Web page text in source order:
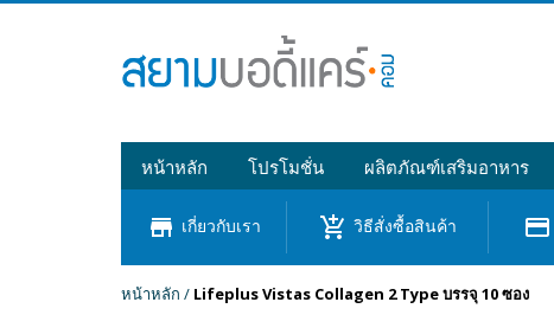
หน้าหลัก โปรโมชั่น ผลิตภัณฑ์เสริมอาหาร
store เกี่ยวกับเรา add_shopping_cart วิธีสั่งซื้อสินค้า credit_card
หน้าหลัก / Lifeplus Vistas Collagen 2 Type บรรจุ 10 ซอง